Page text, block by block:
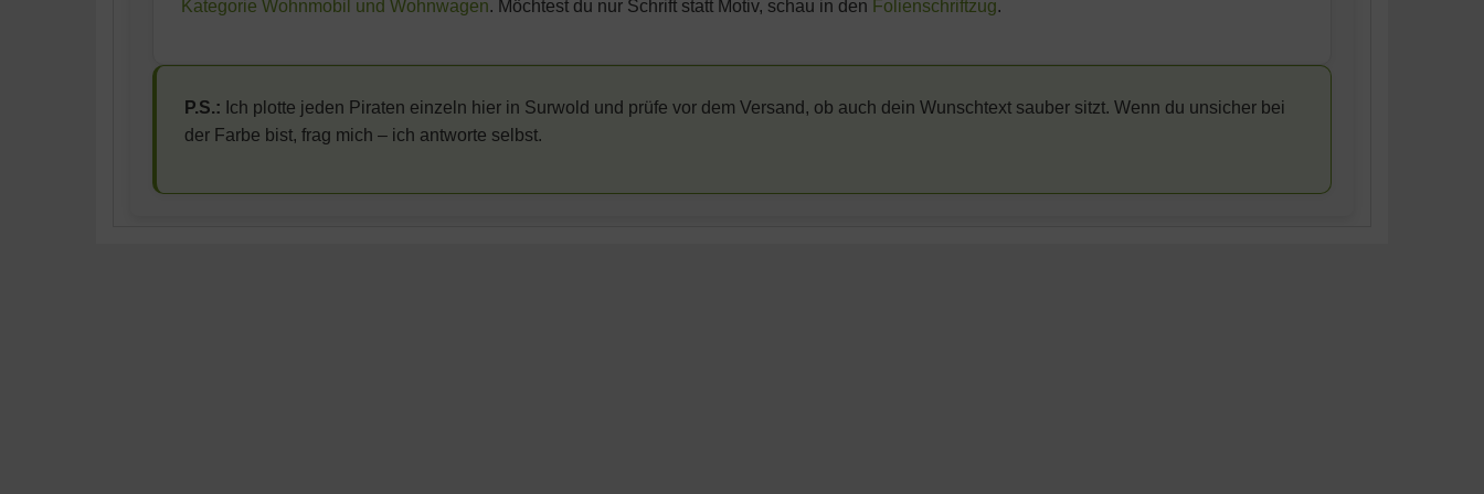
Kategorie Wohnmobil und Wohnwagen. Möchtest du nur Schrift statt Motiv, schau in den Folienschriftzug.
P.S.: Ich plotte jeden Piraten einzeln hier in Surwold und prüfe vor dem Versand, ob auch dein Wunschtext sauber sitzt. Wenn du unsicher bei
der Farbe bist, frag mich – ich antworte selbst.